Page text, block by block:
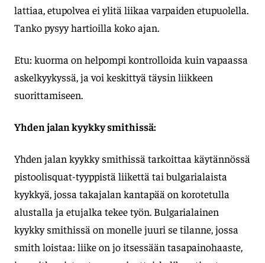
lattiaa, etupolvea ei ylitä liikaa varpaiden etupuolella.
Tanko pysyy hartioilla koko ajan.
Etu: kuorma on helpompi kontrolloida kuin vapaassa
askelkyykyssä, ja voi keskittyä täysin liikkeen
suorittamiseen.
Yhden jalan kyykky smithissä:
Yhden jalan kyykky smithissä tarkoittaa käytännössä
pistoolisquat-tyyppistä liikettä tai bulgarialaista
kyykkyä, jossa takajalan kantapää on korotetulla
alustalla ja etujalka tekee työn. Bulgarialainen
kyykky smithissä on monelle juuri se tilanne, jossa
smith loistaa: liike on jo itsessään tasapainohaaste,